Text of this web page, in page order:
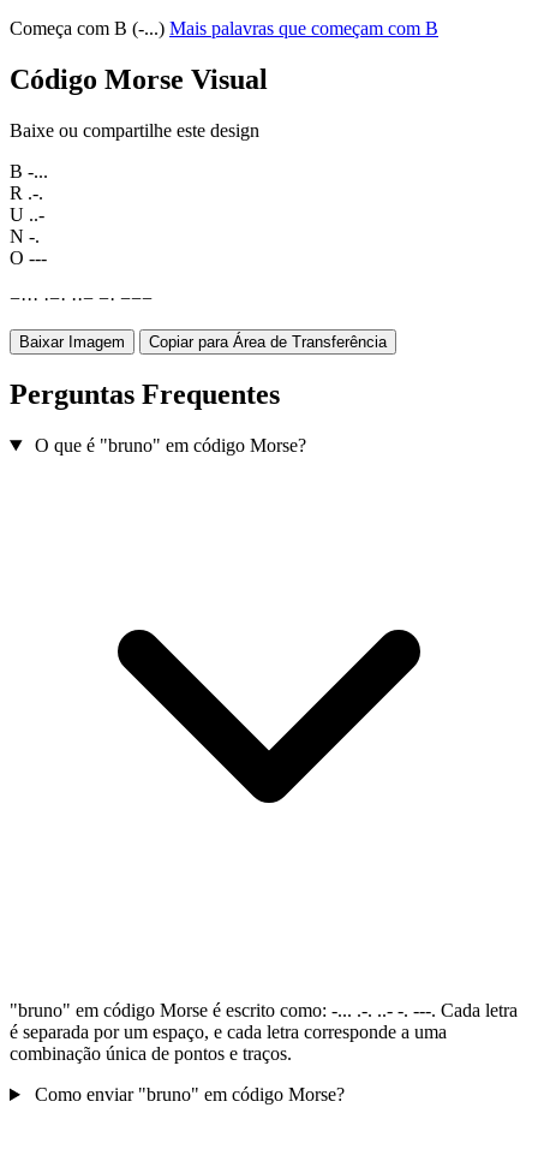
Começa com B (-...) Mais palavras que começam com B
Código Morse Visual
Baixe ou compartilhe este design
B -...
R .-.
U ..-
N -.
O ---
−··· ·−· ··− −· −−−
Baixar Imagem Copiar para Área de Transferência
Perguntas Frequentes
O que é "bruno" em código Morse?
"bruno" em código Morse é escrito como: -... .-. ..- -. ---. Cada letra
é separada por um espaço, e cada letra corresponde a uma
combinação única de pontos e traços.
Como enviar "bruno" em código Morse?